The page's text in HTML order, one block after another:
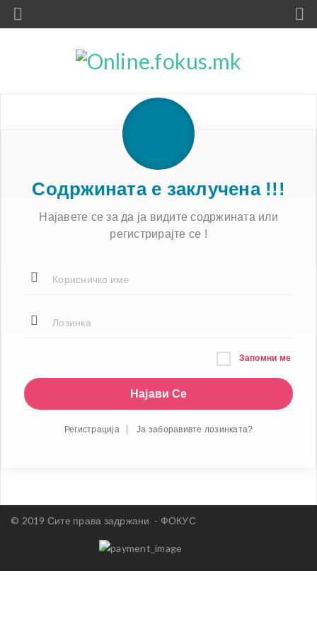
Содржината е заклучена !!!
Најавете се за да ја видите содржината или
регистрирајте се !
Запомни ме
Регистрација Ја заборавивте лозинката?
© 2019 Сите права задржани - ФОКУС